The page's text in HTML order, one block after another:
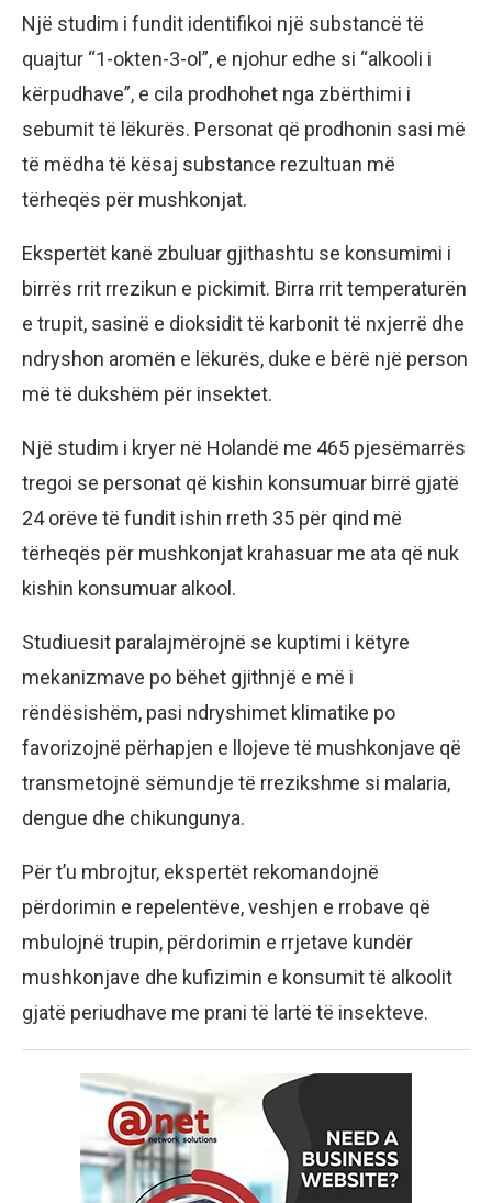
Një studim i fundit identifikoi një substancë të
quajtur “1-okten-3-ol”, e njohur edhe si “alkooli i
kërpudhave”, e cila prodhohet nga zbërthimi i
sebumit të lëkurës. Personat që prodhonin sasi më
të mëdha të kësaj substance rezultuan më
tërheqës për mushkonjat.
Ekspertët kanë zbuluar gjithashtu se konsumimi i
birrës rrit rrezikun e pickimit. Birra rrit temperaturën
e trupit, sasinë e dioksidit të karbonit të nxjerrë dhe
ndryshon aromën e lëkurës, duke e bërë një person
më të dukshëm për insektet.
Një studim i kryer në Holandë me 465 pjesëmarrës
tregoi se personat që kishin konsumuar birrë gjatë
24 orëve të fundit ishin rreth 35 për qind më
tërheqës për mushkonjat krahasuar me ata që nuk
kishin konsumuar alkool.
Studiuesit paralajmërojnë se kuptimi i këtyre
mekanizmave po bëhet gjithnjë e më i
rëndësishëm, pasi ndryshimet klimatike po
favorizojnë përhapjen e llojeve të mushkonjave që
transmetojnë sëmundje të rrezikshme si malaria,
dengue dhe chikungunya.
Për t’u mbrojtur, ekspertët rekomandojnë
përdorimin e repelentëve, veshjen e rrobave që
mbulojnë trupin, përdorimin e rrjetave kundër
mushkonjave dhe kufizimin e konsumit të alkoolit
gjatë periudhave me prani të lartë të insekteve.